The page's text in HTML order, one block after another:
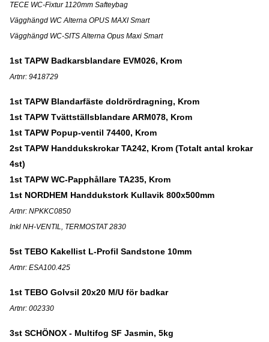
TECE WC-Fixtur 1120mm Safteybag
Vägghängd WC Alterna OPUS MAXI Smart
Vägghängd WC-SITS Alterna Opus Maxi Smart
1st TAPW Badkarsblandare EVM026, Krom
Artnr: 9418729
1st TAPW Blandarfäste doldrördragning, Krom
1st TAPW Tvättställsblandare ARM078, Krom
1st TAPW Popup-ventil 74400, Krom
2st TAPW Handdukskrokar TA242, Krom (Totalt antal krokar
4st)
1st TAPW WC-Papphållare TA235, Krom
1st NORDHEM Handdukstork Kullavik 800x500mm
Artnr: NPKKC0850
Inkl NH-VENTIL, TERMOSTAT 2830
5st TEBO Kakellist L-Profil Sandstone 10mm
Artnr: ESA100.425
1st TEBO Golvsil 20x20 M/U för badkar
Artnr: 002330
3st SCHÖNOX - Multifog SF Jasmin, 5kg